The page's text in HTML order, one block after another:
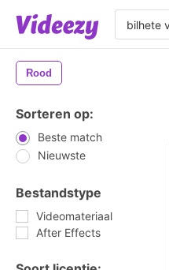
Rood
Sorteren op:
Beste match
Nieuwste
Bestandstype
Videomateriaal
After Effects